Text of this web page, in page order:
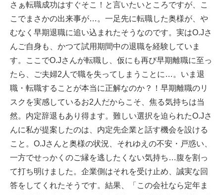
さぁ転職成功はすぐそこ！と言いたいところですが、こ
こでまさかの出来事が…。一足先に転職した奥様が、や
むなく早期退職に追い込まれたそうなのです。実はO.Jさ
んご自身も、かつて試用期間中の退職を経験していま
す。ここでO.Jさんが転職し、仮にも再び早期離職に至っ
たら、ご夫婦2人で職を失ってしまうことに…。いま退
職・転職することが本当に正解なのか？！早期離職のリ
スクを実感しているお2人だからこそ、焦る気持ちは当
然。内定辞退もあり得ます。難しい選択を迫られたO.Jさ
んに私が提案したのは、内定先企業と話す機会を設ける
こと。O.Jさんと奥様の状況、それゆえの不安・戸惑い、
一方でせっかくのご縁を逃したくない気持ち…腹を割っ
て打ち明けました。企業側はそれを受け止め、誠実な回
答をしてくれたそうです。結果、「この会社なら定年ま